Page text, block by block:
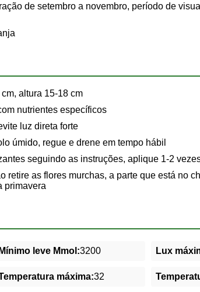
de setembro a novembro, período de
altura 15-18 cm
nutrientes específicos
luz direta forte
úmido, regue e drene em tempo hábil
seguindo as instruções, aplique 1-2
retire as flores murchas, a parte que está no
primavera
Mínimo leve Mmol:3200 Lux
máxima:32